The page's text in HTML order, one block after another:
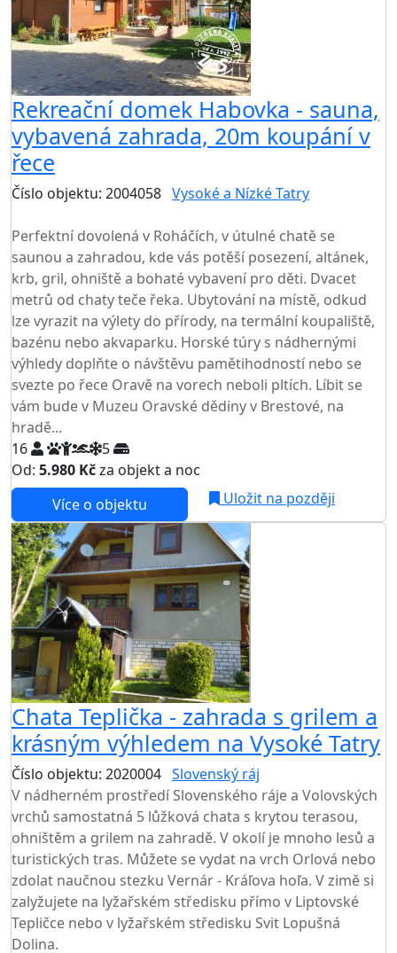
Rekreační domek Habovka - sauna,
vybavená zahrada, 20m koupání v
řece
Číslo objektu: 2004058 Vysoké a Nízké Tatry
Perfektní dovolená v Roháčích, v útulné chatě se
saunou a zahradou, kde vás potěší posezení, altánek,
krb, gril, ohniště a bohaté vybavení pro děti. Dvacet
metrů od chaty teče řeka. Ubytování na místě, odkud
lze vyrazit na výlety do přírody, na termální koupaliště,
bazénu nebo akvaparku. Horské túry s nádhernými
výhledy doplňte o návštěvu pamětihodností nebo se
svezte po řece Oravě na vorech neboli pltích. Líbit se
vám bude v Muzeu Oravské dědiny v Brestové, na
hradě...
16
5
Od: 5.980 Kčza objekt a noc
Více o objektu Uložit na později
Chata Teplička - zahrada s grilem a
krásným výhledem na Vysoké Tatry
Číslo objektu: 2020004 Slovenský ráj
V nádherném prostředí Slovenského ráje a Volovských
vrchů samostatná 5 lůžková chata s krytou terasou,
ohništěm a grilem na zahradě. V okolí je mnoho lesů a
turistických tras. Můžete se vydat na vrch Orlová nebo
zdolat naučnou stezku Vernár - Kráľova hoľa. V zimě si
zalyžujete na lyžařském středisku přímo v Liptovské
Tepličce nebo v lyžařském středisku Svit Lopušná
Dolina.